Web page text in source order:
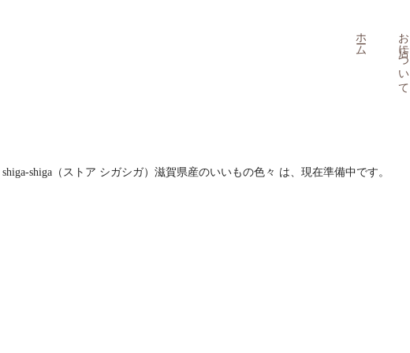
ホーム お店について
shiga-shiga（ストア シガシガ）滋賀県産のいいもの色々 は、現在準備中です。